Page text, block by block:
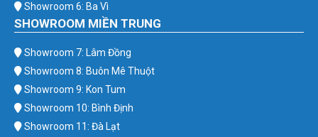
Showroom 6: Ba Vì
SHOWROOM MIỀN TRUNG
Showroom 7: Lâm Đồng
Showroom 8: Buôn Mê Thuột
Showroom 9: Kon Tum
Showroom 10: Bình Định
Showroom 11: Đà Lạt